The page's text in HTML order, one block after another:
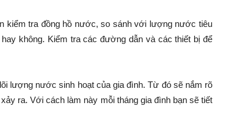
kiểm tra đồng hồ nước, so sánh với lượng nước tiêu
không. Kiểm tra các đường dẫn và các thiết bị để
lượng nước sinh hoạt của gia đình. Từ đó sẽ nắm rõ
ra. Với cách làm này mỗi tháng gia đình bạn sẽ tiết